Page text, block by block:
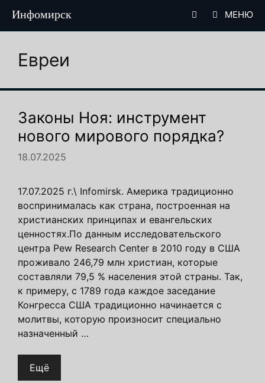
содержимому
Инфомирск МЕНЮ
Евреи
Законы Ноя: инструмент
нового мирового порядка?
18.07.2025
17.07.2025 г.\ Infomirsk. Америка традиционно
воспринималась как страна, построенная на
христианских принципах и евангельских
ценностях.По данным исследовательского
центра Pew Research Center в 2010 году в США
проживало 246,79 млн христиан, которые
составляли 79,5 % населения этой страны. Так,
к примеру, с 1789 года каждое заседание
Конгресса США традиционно начинается с
молитвы, которую произносит специально
назначенный …
Ещё